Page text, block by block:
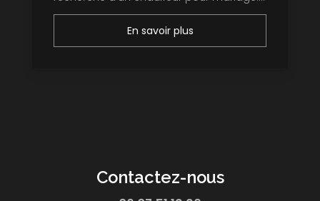
En savoir plus
Contactez-nous